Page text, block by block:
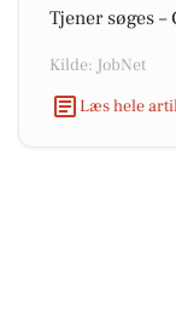
Tjener søges
Kilde: JobNet
Læs hele